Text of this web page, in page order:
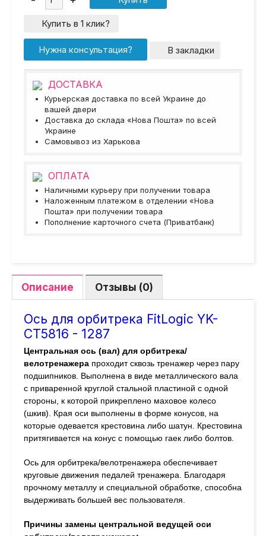
Купить в 1 клик?
Нужна консультация? В закладки
ДОСТАВКА
Курьерская доставка по всей Украине до
вашей двери
Доставка до склада «Нова Пошта» по всей
Украине
Самовывоз из Харькова
ОПЛАТА
Наличными курьеру при получении товара
Наложенным платежом в отделении «Нова
Пошта» при получении товара
Пополнение карточного счета (Приватбанк)
Описание Отзывы (0)
Ось для орбитрека FitLogic YK-
CT5816 - 1287
Центральная ось (вал) для орбитрека/
велотренажера проходит сквозь тренажер через пару
подшипников. Выполнена в виде металлического вала
с приваренной круглой стальной пластиной с одной
стороны, к которой прикреплено маховое колесо
(шкив). Края оси выполнены в форме конусов, на
которые одевается крестовина либо шатун. Крестовина
притягивается на конус с помощью гаек либо болтов.
Ось для орбитрека/велотренажера обеспечивает
круговые движения педалей тренажера. Благодаря
прочному металлу и специальной обработке, способна
выдерживать большей вес пользователя.
Причины замены центральной ведущей оси